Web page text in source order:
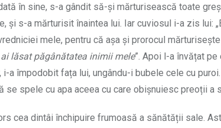
în sine, s-a gândit să-și mărturisească toate
și s-a mărturisit înaintea lui. Iar cuviosul i-a zis lui:
mele, pentru că așa și prorocul
lăsat păgânătatea inimii mele”. Apoi l-a învățat
a împodobit fața lui, ungându-i bubele cele cu
se spele cu apa aceea cu care obișnuiesc preoții a
cea dintâi închipuire frumoasă a sănătății sale.